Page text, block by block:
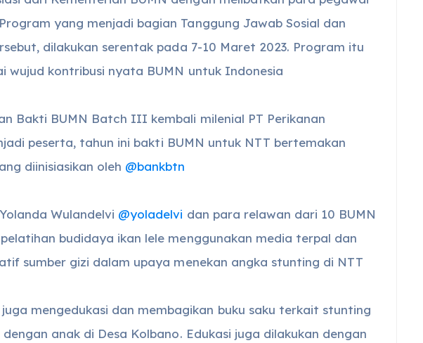
yang menjadi bagian Tanggung Jawab Sosial dan
dilakukan serentak pada 7-10 Maret 2023. Program itu
wujud kontribusi nyata BUMN untuk Indonesia
Bakti BUMN Batch III kembali milenial PT Perikanan
peserta, tahun ini bakti BUMN untuk NTT bertemakan
diinisiasikan oleh @bankbtn
Wulandelvi @yoladelvi dan para relawan dari 10 BUMN
budidaya ikan lele menggunakan media terpal dan
sumber gizi dalam upaya menekan angka stunting di NTT
mengedukasi dan membagikan buku saku terkait stunting
anak di Desa Kolbano. Edukasi juga dilakukan dengan